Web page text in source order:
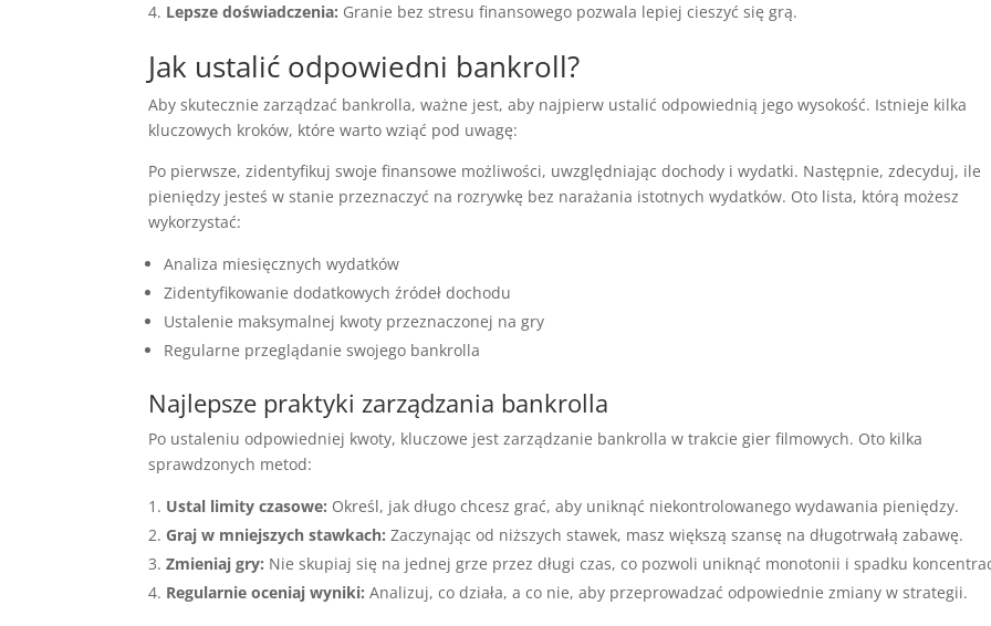
Lepsze doświadczenia: Granie bez stresu finansowego pozwala lepiej cieszyć się grą.
Jak ustalić odpowiedni bankroll?
Aby skutecznie zarządzać bankrolla, ważne jest, aby najpierw ustalić odpowiednią jego wysokość. Istnieje kilka
kluczowych kroków, które warto wziąć pod uwagę:
Po pierwsze, zidentyfikuj swoje finansowe możliwości, uwzględniając dochody i wydatki. Następnie, zdecyduj, ile
pieniędzy jesteś w stanie przeznaczyć na rozrywkę bez narażania istotnych wydatków. Oto lista, którą możesz
wykorzystać:
Analiza miesięcznych wydatków
Zidentyfikowanie dodatkowych źródeł dochodu
Ustalenie maksymalnej kwoty przeznaczonej na gry
Regularne przeglądanie swojego bankrolla
Najlepsze praktyki zarządzania bankrolla
Po ustaleniu odpowiedniej kwoty, kluczowe jest zarządzanie bankrolla w trakcie gier filmowych. Oto kilka
sprawdzonych metod:
Ustal limity czasowe: Określ, jak długo chcesz grać, aby uniknąć niekontrolowanego wydawania pieniędzy.
Graj w mniejszych stawkach: Zaczynając od niższych stawek, masz większą szansę na długotrwałą zabawę.
Zmieniaj gry: Nie skupiaj się na jednej grze przez długi czas, co pozwoli uniknąć monotonii i spadku
Regularnie oceniaj wyniki: Analizuj, co działa, a co nie, aby przeprowadzać odpowiednie zmiany w strategii.